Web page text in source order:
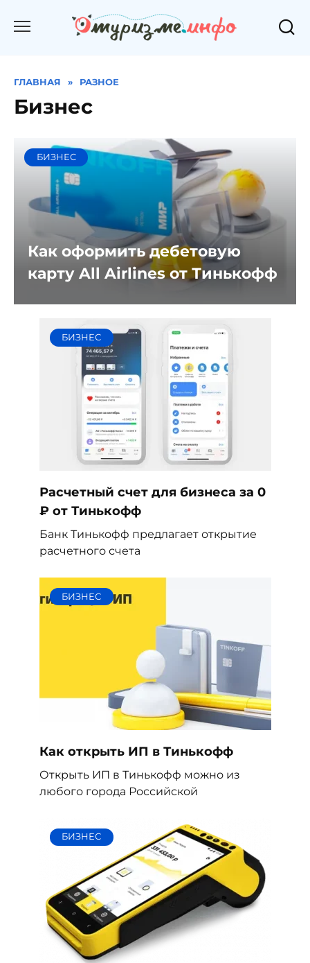
ГЛАВНАЯ » РАЗНОЕ
Бизнес
БИЗНЕС
Как оформить дебетовую
карту All Airlines от Тинькофф
БИЗНЕС
Расчетный счет для бизнеса за 0
₽ от Тинькофф
Банк Тинькофф предлагает открытие
расчетного счета
БИЗНЕС
Как открыть ИП в Тинькофф
Открыть ИП в Тинькофф можно из
любого города Российской
БИЗНЕС